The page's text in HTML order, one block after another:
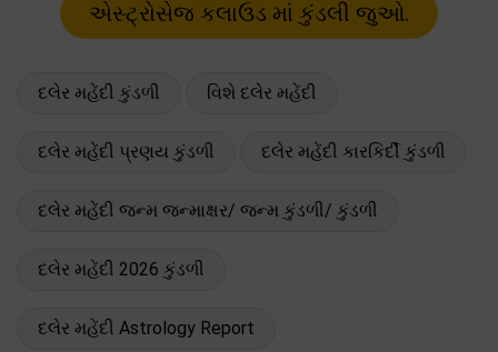
દલેર મહેંદી કુંડળી વિશે દલેર મહેંદી
દલેર મહેંદી પ્રણય કુંડળી દલેર મહેંદી કારકિર્દી કુંડળી
દલેર મહેંદી જન્મ જન્માક્ષર/ જન્મ કુંડળી/ કુંડળી
દલેર મહેંદી 2026 કુંડળી
દલેર મહેંદી Astrology Report